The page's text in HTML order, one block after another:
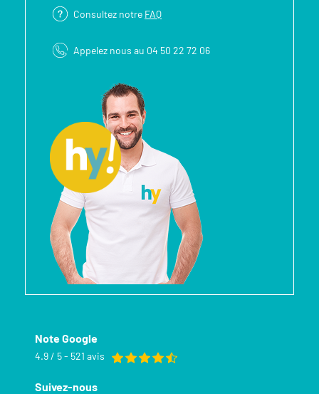
Consultez notre FAQ
Appelez nous au 04 50 22 72 06
Note Google
4.9 / 5 - 521 avis
Suivez-nous